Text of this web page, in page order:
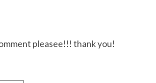
pleasee!!! thank you!